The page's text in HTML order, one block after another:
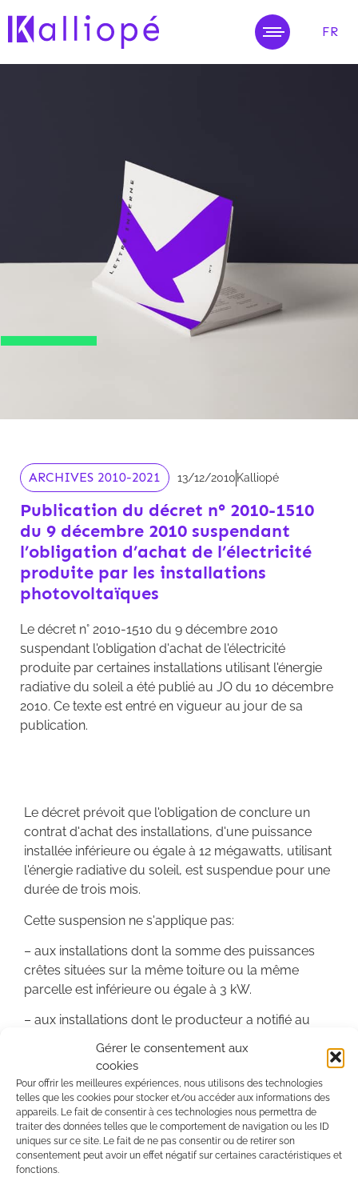
Gérer le consentement aux
cookies
Pour offrir les meilleures expériences, nous utilisons des technologies
telles que les cookies pour stocker et/ou accéder aux informations des
appareils. Le fait de consentir à ces technologies nous permettra de
traiter des données telles que le comportement de navigation ou les ID
uniques sur ce site. Le fait de ne pas consentir ou de retirer son
consentement peut avoir un effet négatif sur certaines caractéristiques et
fonctions.
FR
ARCHIVES 2010-2021 13/12/2010 Kalliopé
Publication du décret n° 2010-1510
du 9 décembre 2010 suspendant
l’obligation d’achat de l’électricité
produite par les installations
photovoltaïques
Le décret n° 2010-1510 du 9 décembre 2010
suspendant l'obligation d'achat de l'électricité
produite par certaines installations utilisant l'énergie
radiative du soleil a été publié au JO du 10 décembre
2010. Ce texte est entré en vigueur au jour de sa
publication.
Le décret prévoit que l'obligation de conclure un
contrat d'achat des installations, d'une puissance
installée inférieure ou égale à 12 mégawatts, utilisant
l'énergie radiative du soleil, est suspendue pour une
durée de trois mois.
Cette suspension ne s'applique pas:
– aux installations dont la somme des puissances
crêtes situées sur la même toiture ou la même
parcelle est inférieure ou égale à 3 kW.
– aux installations dont le producteur a notifié au
son acceptation de la proposition technique et
financière de raccordement au réseau. Dans ce cas
précis, le bénéficie de l'obligation d'achat est
subordonné:
à la mise en service de l'installation dans un délai
de 18 mois à compter de la notification de